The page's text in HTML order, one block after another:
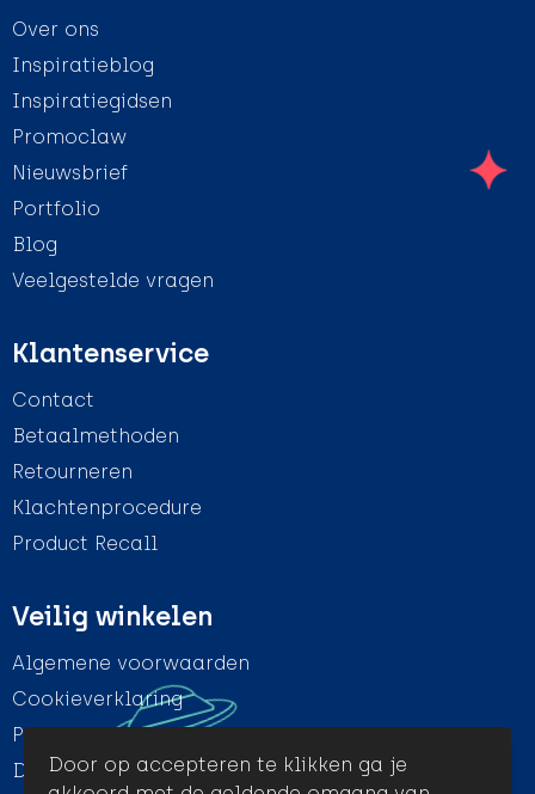
Over ons
Inspiratieblog
Inspiratiegidsen
Promoclaw
Nieuwsbrief
Portfolio
Blog
Veelgestelde vragen
Klantenservice
Contact
Betaalmethoden
Retourneren
Klachtenprocedure
Product Recall
Veilig winkelen
Algemene voorwaarden
Cookieverklaring
Privacyverklaring
Disclaimer
Door op accepteren te klikken ga je